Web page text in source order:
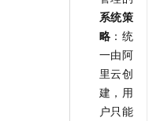
系统策
略 ：统
一由阿
里云创
建，用
户只能